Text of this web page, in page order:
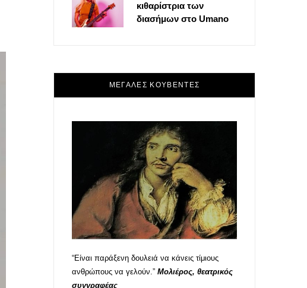
κιθαρίστρια των
διασήμων στο Umano
ΜΕΓΑΛΕΣ ΚΟΥΒΕΝΤΕΣ
“Είναι παράξενη δουλειά να κάνεις τίμιους
ανθρώπους να γελούν.” Μολιέρος, θεατρικός
συγγραφέας